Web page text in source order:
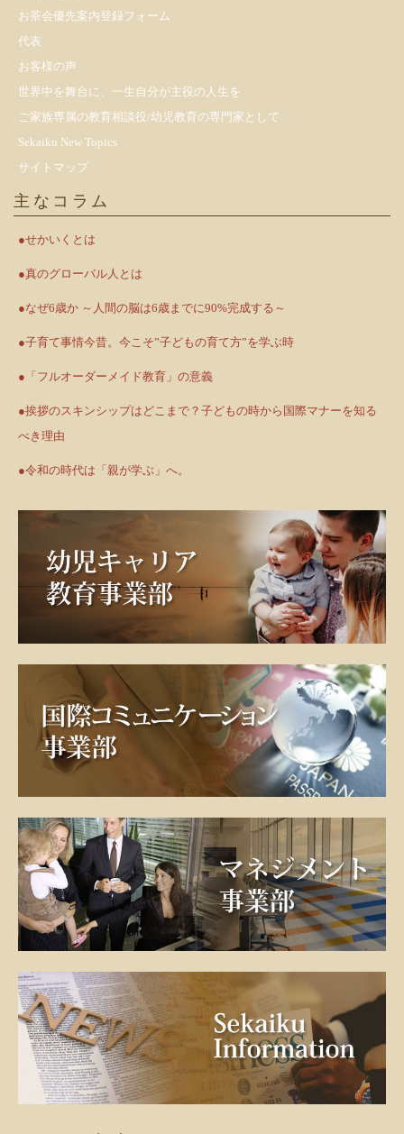
お茶会優先案内登録フォーム
代表
お客様の声
世界中を舞台に、一生自分が主役の人生を
ご家族専属の教育相談役/幼児教育の専門家として
Sekaiku New Topics
サイトマップ
主なコラム
●せかいくとは
●真のグローバル人とは
●なぜ6歳か ～人間の脳は6歳までに90%完成する～
●子育て事情今昔。今こそ”子どもの育て方”を学ぶ時
●「フルオーダーメイド教育」の意義
●挨拶のスキンシップはどこまで？子どもの時から国際マナーを知る
べき理由
●令和の時代は「親が学ぶ」へ。